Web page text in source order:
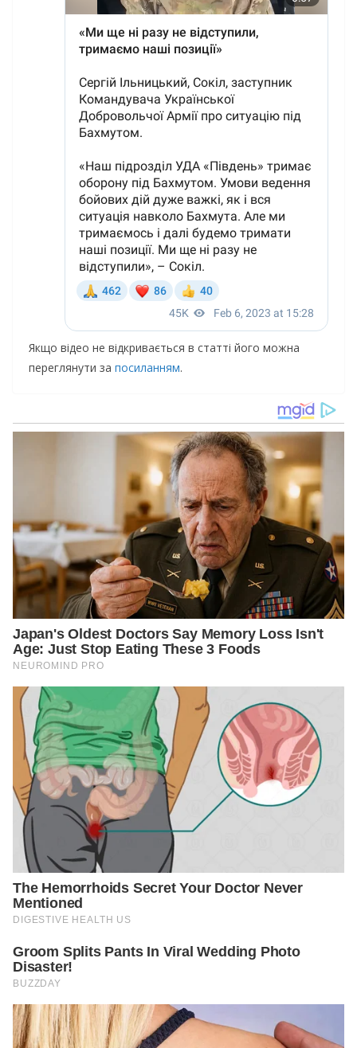
Якщо відео не відкривається в статті його можна
переглянути за посиланням.